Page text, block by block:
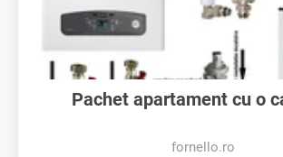
Pachet apartament cu o
fornello.ro